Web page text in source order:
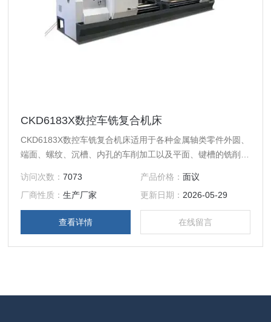
CKD6183X数控车铣复合机床
CKD6183X数控车铣复合机床适用于各种金属轴类零件外圆、
端面、螺纹、沉槽、内孔的车削加工以及平面、键槽的铣削加
的粗加工又能高质量的精加工。尤其适用于形状复杂且加工精
度要求较高的零件。
访问次数：7073 产品价格： 面议
厂商性质：生产厂家 更新日期： 2026-05-29
查看详情 在线留言